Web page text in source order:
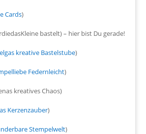
Cards)
bastelt) – hier bist Du gerade!
kreative Bastelstube)
Federnleicht)
kreatives Chaos)
Kerzenzauber)
Stempelwelt)